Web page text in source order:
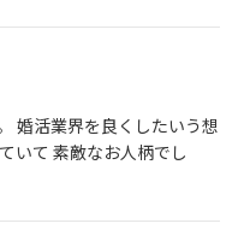
婚活業界を良くしたいう想
いて 素敵なお人柄でし